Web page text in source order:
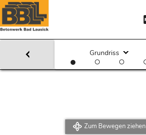
Grundriss
Zum Bewegen ziehen